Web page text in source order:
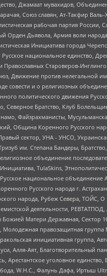
Джамаат мувахидов,
Союз славян, Ат-Такфир
рабочая партия России,
Орден Дьявола, Армия воли
Инициатива города
национальное единство,
Православных Староверов-
Движение против нелегальной
совести и о религиозных
политического движения
Северное Братство, Клуб
Файзрахманисты,
Община Коренного Русского
сектор, УНА - УНСО,
им. Степана Бандеры,
объединение
TulaSkins,
национальное объединение
Русского народа г.
народа, Рубеж Севера, ТОЙС, О
деятельности, РЕВТАТПОД,
Матери Державная, Сектор
Молодежная правозащитная
инициативная группа,
Алля-Аят, Благотворительный
Арестантское уголовное
W.H.С., Фалунь Дафа, Иртыш